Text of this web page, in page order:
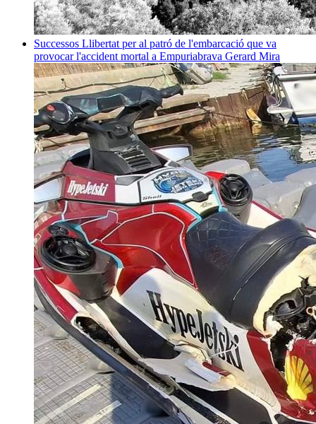
Successos Llibertat per al patró de l'embarcació que va
provocar l'accident mortal a Empuriabrava Gerard Mira